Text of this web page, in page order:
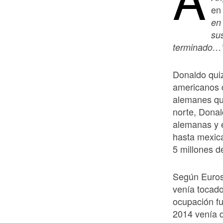
Donaldo
americanos
alemanes
norte,
alemanas y
hasta
5 millones
Según
venía
ocupación
2014 venía